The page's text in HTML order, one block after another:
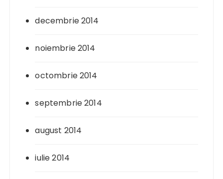
decembrie 2014
noiembrie 2014
octombrie 2014
septembrie 2014
august 2014
iulie 2014